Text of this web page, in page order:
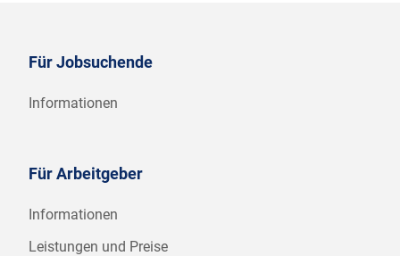
Für Jobsuchende
Informationen
Für Arbeitgeber
Informationen
Leistungen und Preise